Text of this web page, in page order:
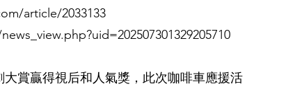
article/2033133
大賞贏得視后和人氣獎，此次咖啡車應援活